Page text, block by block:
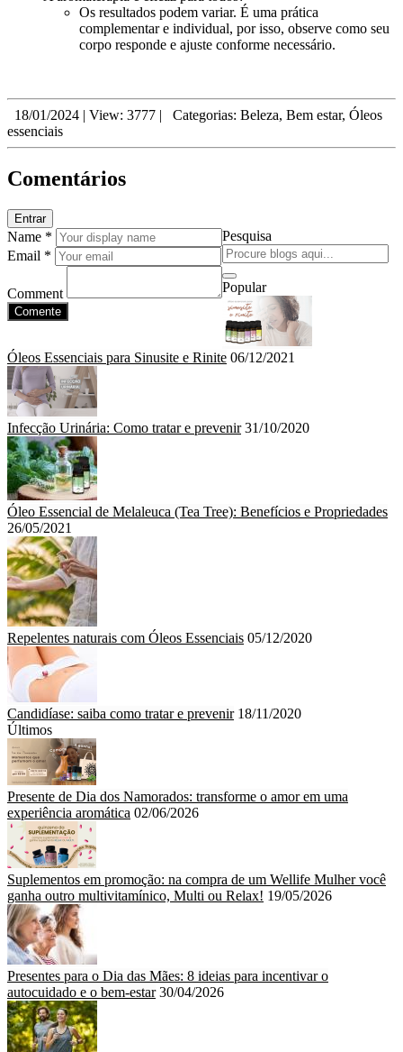
Os resultados podem variar. É uma prática
complementar e individual, por isso, observe como seu
corpo responde e ajuste conforme necessário.
18/01/2024 | View: 3777 | Categorias: Beleza, Bem estar, Óleos
essenciais
Comentários
Entrar
Name *
Email *
Comment
Comente
Pesquisa
Popular
Óleos Essenciais para Sinusite e Rinite 06/12/2021
Infecção Urinária: Como tratar e prevenir 31/10/2020
Óleo Essencial de Melaleuca (Tea Tree): Benefícios e Propriedades
26/05/2021
Repelentes naturais com Óleos Essenciais 05/12/2020
Candidíase: saiba como tratar e prevenir 18/11/2020
Últimos
Presente de Dia dos Namorados: transforme o amor em uma
experiência aromática 02/06/2026
Suplementos em promoção: na compra de um Wellife Mulher você
ganha outro multivitamínico, Multi ou Relax! 19/05/2026
Presentes para o Dia das Mães: 8 ideias para incentivar o
autocuidado e o bem-estar 30/04/2026